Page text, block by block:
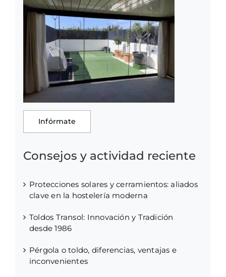
Infórmate
Consejos y actividad reciente
Protecciones solares y cerramientos: aliados
clave en la hostelería moderna
Toldos Transol: Innovación y Tradición
desde 1986
Pérgola o toldo, diferencias, ventajas e
inconvenientes